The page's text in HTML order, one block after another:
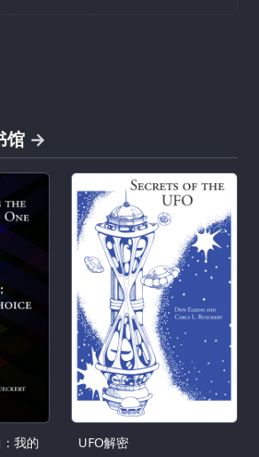
馆
我的
UFO解密